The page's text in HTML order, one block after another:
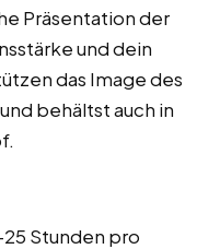
Präsentation der
und dein
das Image des
behältst auch in
Stunden pro